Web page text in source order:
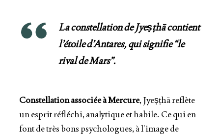
La constellation de Jyeṣṭhā contient
l’étoile d’Antares, qui signifie “le
rival de Mars”.
Constellation associée à Mercure, Jyeṣṭhā reflète
un esprit réfléchi, analytique et habile. Ce qui en
font de très bons psychologues, à l’image de